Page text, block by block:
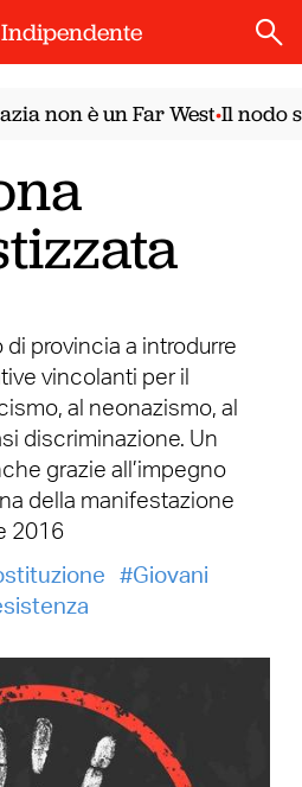
Indipendente
non è un Far West•Il nodo
di provincia a introdurre
vincolanti per il
al neonazismo, al
discriminazione. Un
grazie all’impegno
della manifestazione
2016
Giovani